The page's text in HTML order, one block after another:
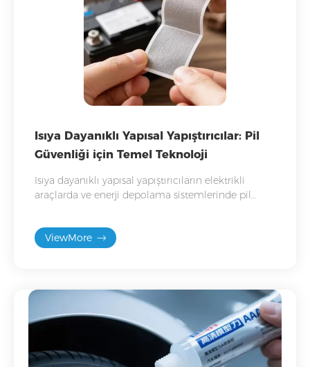
Isıya Dayanıklı Yapısal Yapıştırıcılar: Pil
Güvenliği için Temel Teknoloji
Isıya dayanıklı yapısal yapıştırıcıların elektrikli
araçlarda ve enerji depolama sistemlerinde pil
ViewMore